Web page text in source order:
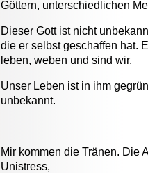
Göttern, unterschiedlichen
Dieser Gott ist nicht
die er selbst geschaffen hat.
leben, weben und sind wir.
Unser Leben ist in ihm
unbekannt.
Mir kommen die Tränen. Die
Unistress,